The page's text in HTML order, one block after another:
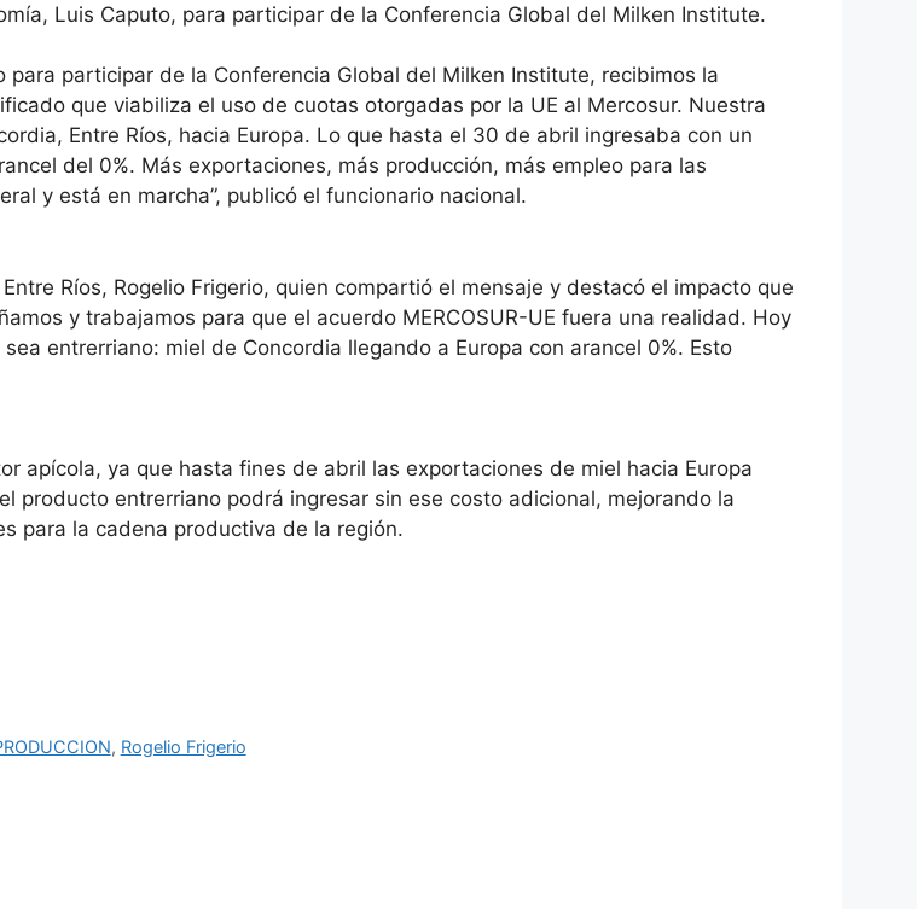
Luis Caputo, para participar de la Conferencia Global del Milken Institute.
para participar de la Conferencia Global del Milken Institute, recibimos la
que viabiliza el uso de cuotas otorgadas por la UE al Mercosur. Nuestra
Entre Ríos, hacia Europa. Lo que hasta el 30 de abril ingresaba con un
del 0%. Más exportaciones, más producción, más empleo para las
y está en marcha”, publicó el funcionario nacional.
Ríos, Rogelio Frigerio, quien compartió el mensaje y destacó el impacto que
y trabajamos para que el acuerdo MERCOSUR-UE fuera una realidad. Hoy
entrerriano: miel de Concordia llegando a Europa con arancel 0%. Esto
apícola, ya que hasta fines de abril las exportaciones de miel hacia Europa
producto entrerriano podrá ingresar sin ese costo adicional, mejorando la
para la cadena productiva de la región.
, Rogelio Frigerio